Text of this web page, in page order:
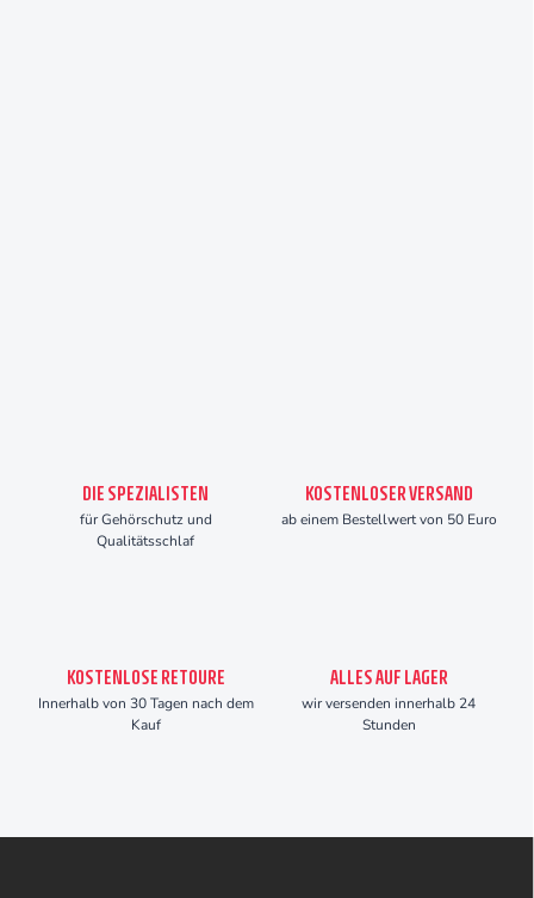
DIE SPEZIALISTEN
für Gehörschutz und
Qualitätsschlaf
KOSTENLOSER VERSAND
ab einem Bestellwert von 50 Euro
KOSTENLOSE RETOURE
Innerhalb von 30 Tagen nach dem
Kauf
ALLES AUF LAGER
wir versenden innerhalb 24
Stunden